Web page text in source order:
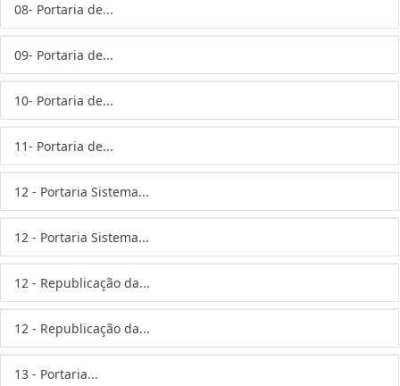
08- Portaria de...
09- Portaria de...
10- Portaria de...
11- Portaria de...
12 - Portaria Sistema...
12 - Portaria Sistema...
12 - Republicação da...
12 - Republicação da...
13 - Portaria...